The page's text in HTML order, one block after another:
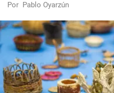
Por Pablo Oyarzún